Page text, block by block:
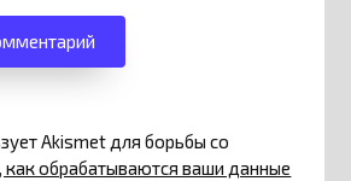
Akismet для борьбы со
как обрабатываются ваши данные